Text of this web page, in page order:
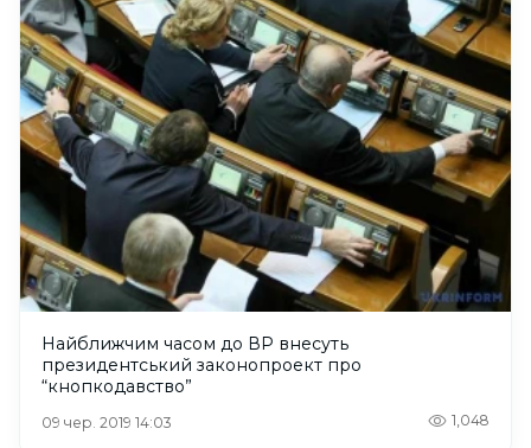
Найближчим часом до ВР внесуть
президентський законопроект про
“кнопкодавство”
09 чер. 2019 14:03 1,048